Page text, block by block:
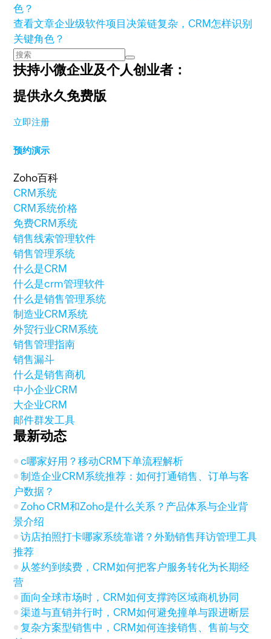
查看文章企业级软件项目决策链复杂，CRM怎样识别
关键角色？
扶持小微企业及个人创业者：
提供永久免费版
立即注册
预约演示
Zoho百科
CRM系统
CRM系统价格
免费CRM系统
销售线索管理软件
销售管理系统
什么是CRM
什么是crm管理软件
什么是销售管理系统
制造业CRM系统
外贸行业CRM系统
销售管理指南
销售漏斗
什么是销售商机
中小企业CRM
大企业CRM
邮件群发工具
最新动态
c哪家好用？移动CRM下单流程解析
制造企业CRM系统推荐：如何打通销售、订单与客
户数据？
Zoho CRM和Zoho是什么关系？产品体系与企业背
景介绍
访店拍照打卡哪家系统靠谱？外勤销售拜访管理工具
推荐
从签约到续费，CRM如何把客户服务转化为长期经
营
面向全球市场时，CRM如何支撑跨区域商机协同
渠道与直销并行时，CRM如何避免撞单与跟进断层
复杂方案型销售中，CRM如何连接销售、售前与交